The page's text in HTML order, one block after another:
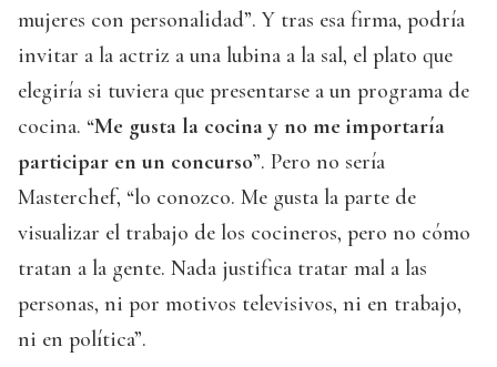
mujeres con personalidad”. Y tras esa firma, podría
invitar a la actriz a una lubina a la sal, el plato que
elegiría si tuviera que presentarse a un programa de
cocina. “Me gusta la cocina y no me importaría
participar en un concurso”. Pero no sería
Masterchef, “lo conozco. Me gusta la parte de
visualizar el trabajo de los cocineros, pero no cómo
tratan a la gente. Nada justifica tratar mal a las
personas, ni por motivos televisivos, ni en trabajo,
ni en política”.